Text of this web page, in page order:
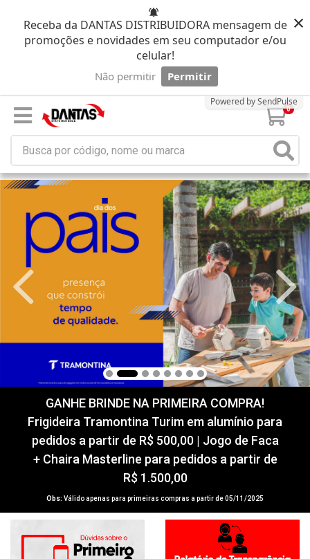
Receba da DANTAS DISTRIBUIDORA mensagem de
promoções e novidades em seu computador e/ou
celular!
Não permitir Permitir
Powered by SendPulse
×
0
GANHE BRINDE NA PRIMEIRA COMPRA!
Frigideira Tramontina Turim em alumínio para
pedidos a partir de R$ 500,00 | Jogo de Faca
+ Chaira Masterline para pedidos a partir de
R$ 1.500,00
Obs: Válido apenas para primeiras compras a partir de 05/11/2025